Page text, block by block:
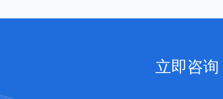
立即咨